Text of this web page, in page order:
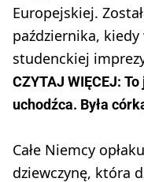
Europejskiej.
października, kiedy
studenckiej
CZYTAJ WIĘCEJ:
uchodźca. Była
Całe Niemcy
dziewczynę, która